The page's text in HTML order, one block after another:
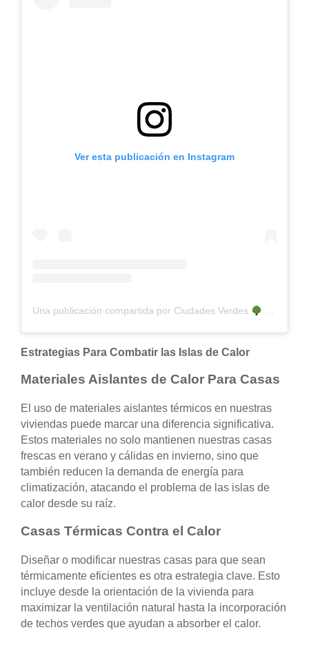
Ver esta publicación en Instagram
Una publicación compartida por Ciudades Verdes
Estrategias Para Combatir las Islas de Calor
Materiales Aislantes de Calor Para Casas
El uso de materiales aislantes térmicos en nuestras
viviendas puede marcar una diferencia significativa.
Estos materiales no solo mantienen nuestras casas
frescas en verano y cálidas en invierno, sino que
también reducen la demanda de energía para
climatización, atacando el problema de las islas de
calor desde su raíz.
Casas Térmicas Contra el Calor
Diseñar o modificar nuestras casas para que sean
térmicamente eficientes es otra estrategia clave. Esto
incluye desde la orientación de la vivienda para
maximizar la ventilación natural hasta la incorporación
de techos verdes que ayudan a absorber el calor.